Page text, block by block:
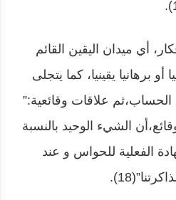
أي ميدان اليقين القائم
برهانيا يقينيا، كما يتجلى
علاقات وقائعية:”
الشيء الوحيد بالنسبة
الفعلية للحواس و عند